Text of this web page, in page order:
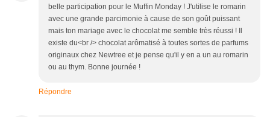
belle participation pour le Muffin Monday ! J'utilise le romarin
avec une grande parcimonie à cause de son goût puissant
mais ton mariage avec le chocolat me semble très réussi ! Il
existe du<br /> chocolat arômatisé à toutes sortes de parfums
originaux chez Newtree et je pense qu'il y en a un au romarin
ou au thym. Bonne journée !
Répondre